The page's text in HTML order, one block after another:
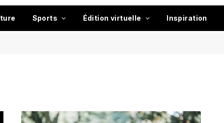
Sports Édition virtuelle Inspiration